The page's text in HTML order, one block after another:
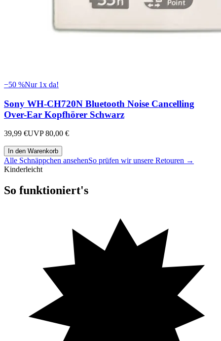
−50 %Nur 1x da!
Sony WH-CH720N Bluetooth Noise Cancelling
Over-Ear Kopfhörer Schwarz
39,99 €UVP80,00 €
In den Warenkorb
Alle Schnäppchen ansehenSo prüfen wir unsere Retouren →
Kinderleicht
So funktioniert's